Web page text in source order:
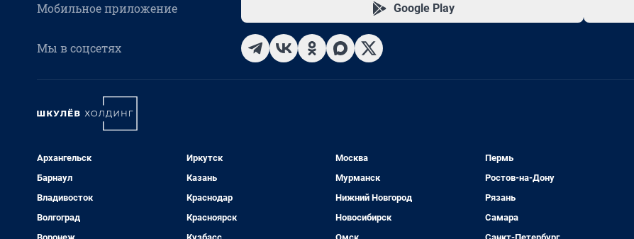
Мобильное приложение Google Play
Мы в соцсетях
Архангельск
Барнаул
Владивосток
Волгоград
Иркутск
Казань
Краснодар
Красноярск
Москва
Мурманск
Нижний Новгород
Новосибирск
Пермь
Ростов-на-Дону
Рязань
Самара